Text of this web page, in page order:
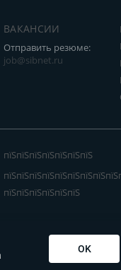
ВАКАНСИИ
Отправить резюме:
job@sibnet.ru
пїЅпїЅпїЅпїЅпїЅпїЅпїЅ
пїЅпїЅпїЅпїЅпїЅпїЅ
OK